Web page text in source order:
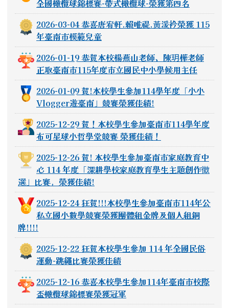
全國橄欖球錦標賽-帶式橄欖球-榮獲第四名
2026-03-04 恭喜唐宥軒.賴唯禔.黃湲衿榮獲 115
年臺南市模範兒童
2026-01-19 恭賀本校楊燕山老師、陳玥樺老師
正取臺南市115年度市立國民中小學候用主任
2026-01-09 賀!本校學生參加114學年度「小小
Vlogger遊臺南」競賽榮獲佳績!
2025-12-29 賀！本校學生參加臺南市114學年度
布可星球小哲學堂競賽 榮獲佳績！
2025-12-26 賀! 本校學生參加臺南市家庭教育中
心 114 年度「深耕學校家庭教育學生主題創作徵
選」比賽，榮獲佳績!
2025-12-24 狂賀!!!本校學生參加臺南市114年公
私立國小數學競賽榮獲團體組金牌及個人組銅
牌!!!!
2025-12-22 狂賀本校學生參加 114 年全國民俗
運動-跳繩比賽榮獲佳績
2025-12-16 恭喜本校學生參加114年臺南市校際
盃橄欖球錦標賽榮獲冠軍